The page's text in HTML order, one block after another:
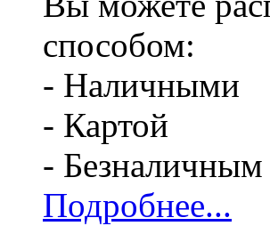
способом:
- Наличными
- Картой
-
Подробнее...